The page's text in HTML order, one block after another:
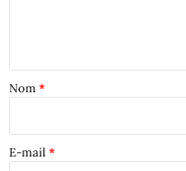
Nom*
E-mail *